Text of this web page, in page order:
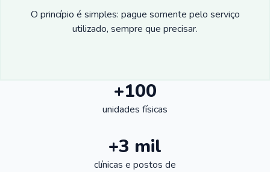
O princípio é simples: pague somente pelo serviço
utilizado, sempre que precisar.
+100
unidades físicas
+3 mil
clínicas e postos de